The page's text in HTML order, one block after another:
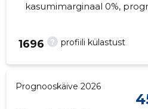
kasumimarginaal 0%,
? profiili külastust
1696
Prognooskäive 2026